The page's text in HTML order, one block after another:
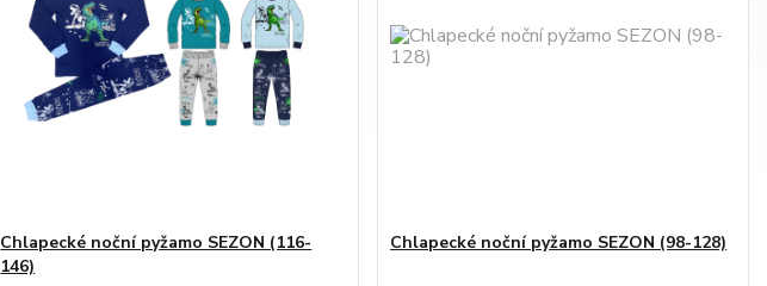
Chlapecké noční pyžamo SEZON (116-
146)
Chlapecké noční pyžamo SEZON (98-128)